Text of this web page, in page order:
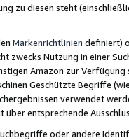
zu diesen steht
Markenrichtlinien definiert)
zwecks Nutzung in einer
Amazon zur
Geschützte Begriffe
verwendet
entsprechende
oder andere